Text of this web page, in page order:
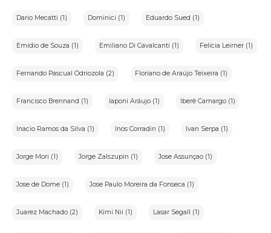
Dario Mecatti (1) Dominici (1) Eduardo Sued (1)
Emídio de Souza (1) Emiliano Di Cavalcanti (1) Felícia Leirner (1)
Fernando Pascual Odriozola (2) Floriano de Araújo Teixeira (1)
Francisco Brennand (1) Iaponi Aráujo (1) Iberê Camargo (1)
Inacio Ramos da Silva (1) Inos Corradin (1) Ivan Serpa (1)
Jorge Mori (1) Jorge Zalszupin (1) Jose Assunçao (1)
Jose de Dome (1) Jose Paulo Moreira da Fonseca (1)
Juarez Machado (2) Kimi Nii (1) Lasar Segall (1)